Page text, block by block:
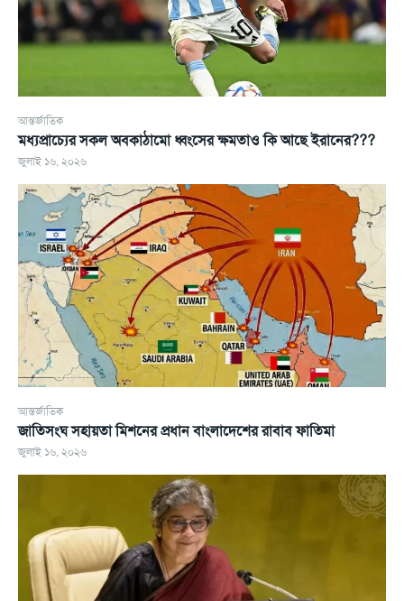
আন্তর্জাতিক
মধ্যপ্রাচ্যের সকল অবকাঠামো ধ্বংসের ক্ষমতাও কি আছে ইরানের???
জুলাই ১৬, ২০২৬
আন্তর্জাতিক
জাতিসংঘ সহায়তা মিশনের প্রধান বাংলাদেশের রাবাব ফাতিমা
জুলাই ১৬, ২০২৬